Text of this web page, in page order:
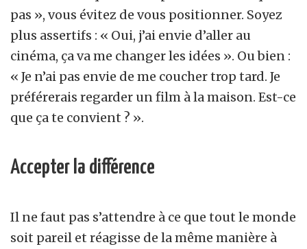
pas », vous évitez de vous positionner. Soyez
plus assertifs : « Oui, j’ai envie d’aller au
cinéma, ça va me changer les idées ». Ou bien :
« Je n’ai pas envie de me coucher trop tard. Je
préférerais regarder un film à la maison. Est-ce
que ça te convient ? ».
Accepter la différence
Il ne faut pas s’attendre à ce que tout le monde
soit pareil et réagisse de la même manière à